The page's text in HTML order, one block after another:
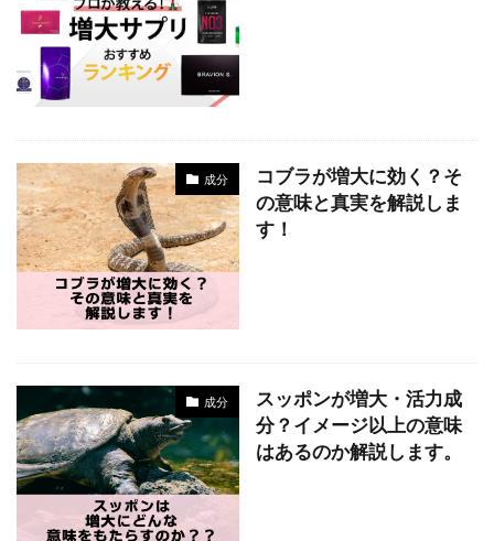
成分
コブラが増大に効く？そ
の意味と真実を解説しま
す！
成分
スッポンが増大・活力成
分？イメージ以上の意味
はあるのか解説します。